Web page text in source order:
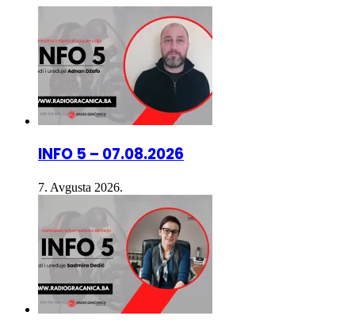
INFO 5 – 07.08.2026
7. Avgusta 2026.